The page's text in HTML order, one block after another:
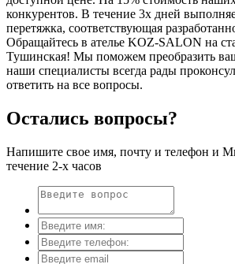
конкурентов. В течение 3х дней
перетяжка, соответствующая
Обращайтесь в ателье KOZ-SALON на
Тушинская! Мы поможем преобразить
наши специалисты всегда рады
ответить на все вопросы.
Остались вопросы?
Напишите свое имя, почту и телефон и
течение 2-х часов